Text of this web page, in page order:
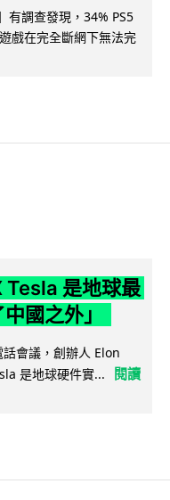
有調查發現，34% PS5
戲在完全斷網下無法完
是地球最
國之外」
會議，創辦人 Elon
是地球硬件實...
閱讀